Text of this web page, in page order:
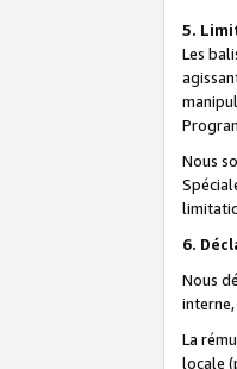
5.
Les
Nous
6.
Nous
La
locale